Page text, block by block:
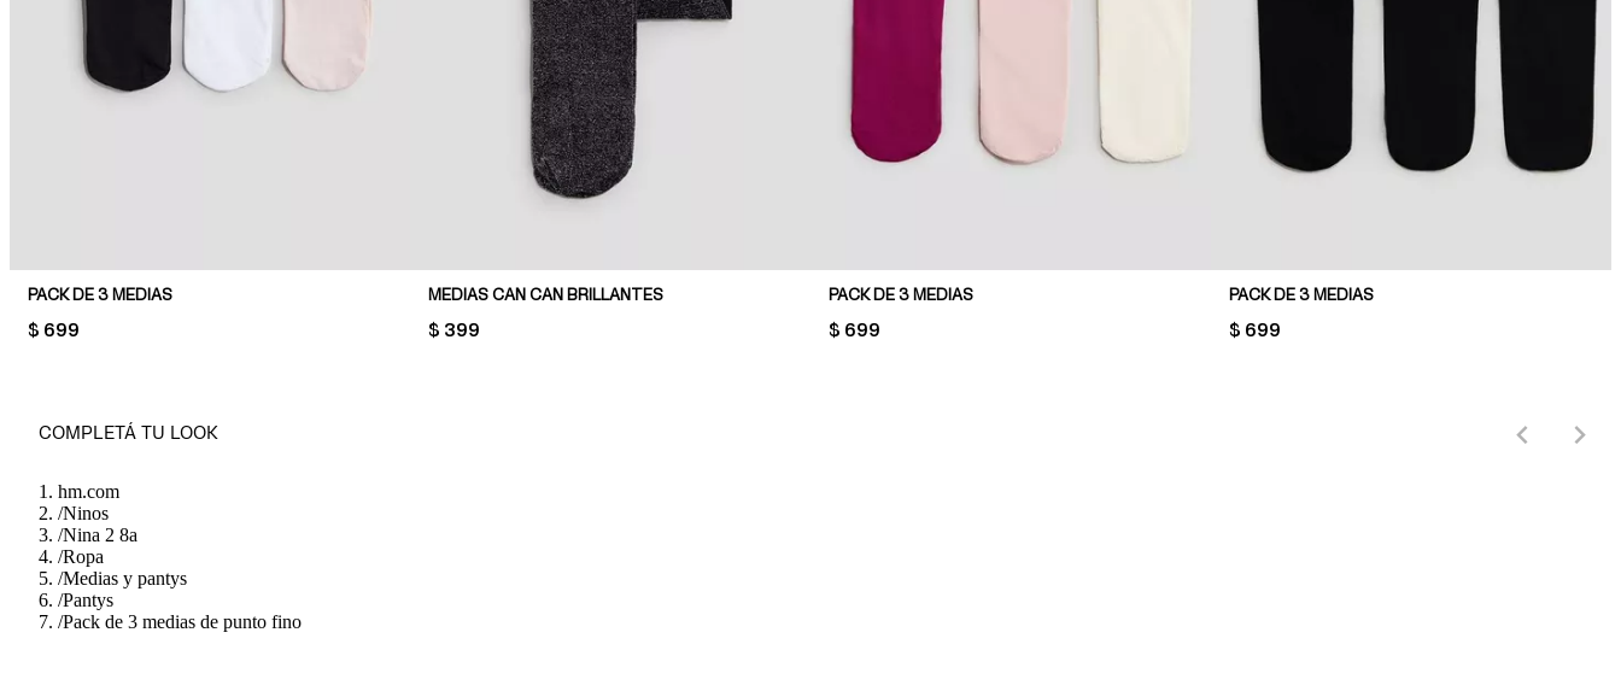
PACK DE 3 MEDIAS
PRICE:
$ 699
MEDIAS CAN CAN BRILLANTES
PRICE:
$ 399
PACK DE 3 MEDIAS
PRICE:
$ 699
PACK DE 3 MEDIAS
PRICE:
$ 699
COMPLETÁ TU LOOK
hm.com
/Ninos
/Nina 2 8a
/Ropa
/Medias y pantys
/Pantys
/Pack de 3 medias de punto fino